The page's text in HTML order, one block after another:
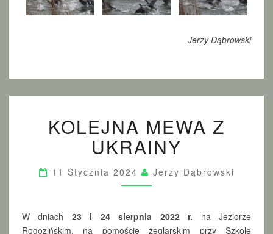
Jerzy Dąbrowski
L
E
N
A
W
KOLEJNA MEWA Z
UKRAINY
11 Stycznia 2024 Jerzy Dąbrowski
W dniach 23 i 24 sierpnia 2022 r. na Jeziorze
Rogozińskim, na pomoście żeglarskim przy Szkole